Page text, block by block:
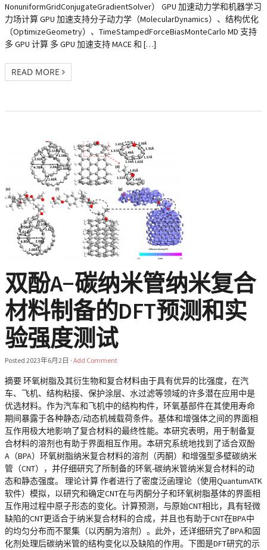
NonuniformGridConjugateGradientSolver） GPU 加速动力学和机器学习
力场计算 GPU 加速支持分子动力学（MolecularDynamics）、结构优化
（OptimizeGeometry）、TimeStampedForceBiasMonteCarlo MD 支持
多 GPU 计算 多 GPU 加速支持 MACE 和 […]
READ MORE
双酚A−碳纳米管纳米复合
材料制备的DFT预测和实
验强度测试
Posted 2023年6月2日 · Add Comment
摘要 环氧树脂及其衍生物和复合材料由于具有优异的比强度，在汽
车、飞机、结构粘接、保护涂层、水过滤等领域的许多潜在应用中是
优选材料。作为汽车和飞机中的结构构件，环氧基部件在其使用寿命
期间暴露于各种静态/动态机械载荷条件。基体和增强体之间的界面相
互作用极大地影响了复合材料的最终性能。本研究表明，用于制备复
合材料的溶剂也有助于界面相互作用。本研究系统地找到了适合双酚
A（BPA）环氧树脂纳米复合材料的溶剂（丙酮）和增强型多壁碳纳米
管（CNT），并仔细研究了所制备的环氧-碳纳米管纳米复合材料的动
态和静态强度。 理论计算 作者进行了密度泛函理论（使用QuantumATK
软件）模拟，以研究和确定CNT在与丙酮分子和环氧树脂基体的界面相
互作用过程中原子形态的变化。计算预测，与原始CNT相比，具有轻微
缺陷的CNT更适合于纳米复合材料的合成，并且也有助于CNT在BPA中
的均匀分布而不聚集（以丙酮为溶剂）。此外，还详细研究了BPA和固
化剂处理后碳纳米管的结构变化以及缺陷的作用。下图是DFT研究的示